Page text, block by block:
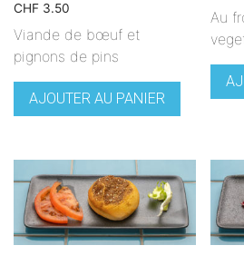
CHF 3.50
Viande de bœuf et
pignons de pins
AJOUTER AU PANIER
Au